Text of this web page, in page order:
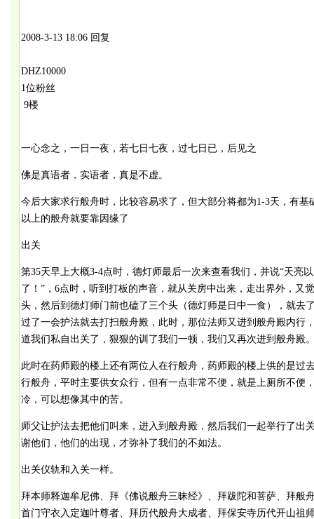
2008-3-13 18:06 回复
DHZ10000
1位粉丝
9楼
一心念之，一日一夜，若七日七夜，过七日已，后见之
佛是真语者，实语者，真是不虚。
今后大家求行般舟时，比较容易求了，但大部分将都为1-3天，有
以上的般舟就要靠因缘了
出关
第35天早上大概3-4点时，德灯师最后一次来查看我们，并说“天亮
了！”，6点时，听到打板的声音，就从关房中出来，走出界外，又
头，然后到德灯师门前也磕了三个头（德灯师是日中一食），就去
过了一会护法就去打扫般舟殿，此时，那位法师又进到般舟殿内行
道我们私自出关了，狠狠的训了我们一顿，我们又再次进到般舟殿
此时在药师殿的楼上还有两位人在行般舟，药师殿的楼上供的是过
行般舟，平时主要供女众行，但有一点非常不便，就是上厕所不便
冷，可以想像其中的苦。
师父让护法去把他们叫来，进入到般舟殿，然后我们一起举行了出
谢他们，他们的出现，才弥补了我们的不如法。
出关仪轨和入关一样。
拜本师释迦牟尼佛、拜《佛说般舟三昧经》、拜跋陀和菩萨、拜般
首门守衣入定迦叶尊者、拜历代般舟大成者、拜保安寺历代开山祖